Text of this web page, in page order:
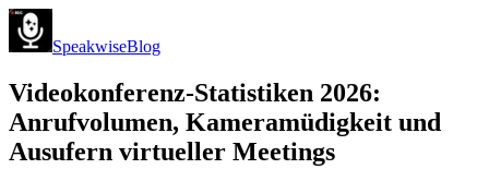
SpeakwiseBlog
Videokonferenz-Statistiken 2026:
Anrufvolumen, Kameramüdigkeit und
Ausufern virtueller Meetings